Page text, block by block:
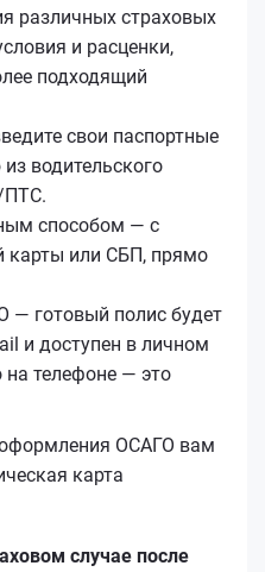
различных страховых
и расценки,
подходящий
свои паспортные
водительского
ПТС.
способом — с
или СБП, прямо
— готовый полис будет
и доступен в личном
на телефоне — это
ОСАГО вам
карта
случае после